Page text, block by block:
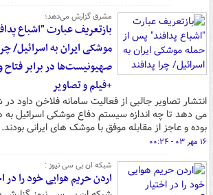
مشرق گزارش می‌دهد؛
بازتعریف عبارت "اشباع
موشکی ایران به اسرائیل/
صهیونیست‌ها در برابر
+فیلم و تصاویر
انتشار تصاویر جالبی از فعالیت سامانه فلاخن داود
می دهد تا چه اندازه سیستم دفاع موشکی اسرائیل
بوده و عاجز از مقابله موفق با موشک های ایرانی بودند.
۱۶ مهر ۰۳ - ۰۰:۲۴
شبکه ان بی سی نیوز :
اردن حریم هوایی خود را در